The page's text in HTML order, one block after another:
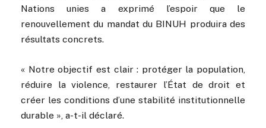
Nations unies a exprimé l’espoir que le
renouvellement du mandat du BINUH produira des
résultats concrets.
« Notre objectif est clair : protéger la population,
réduire la violence, restaurer l’État de droit et
créer les conditions d’une stabilité institutionnelle
durable », a-t-il déclaré.